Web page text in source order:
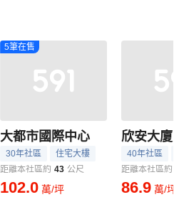
5筆在售
大都市國際中心
30年社區
住宅大樓
距離本社區約 43 公尺
102.0 萬/坪
欣安大廈
40年社區
距離本社區約
86.9 萬/坪